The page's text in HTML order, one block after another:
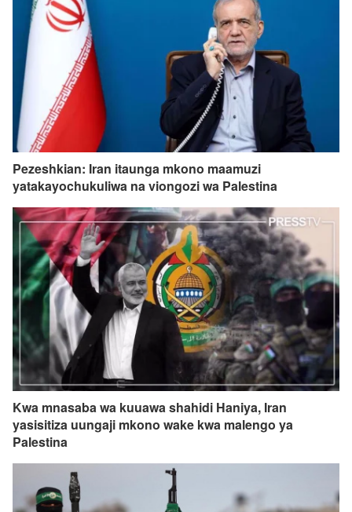
Pezeshkian: Iran itaunga mkono maamuzi
yatakayochukuliwa na viongozi wa Palestina
Kwa mnasaba wa kuuawa shahidi Haniya, Iran
yasisitiza uungaji mkono wake kwa malengo ya
Palestina